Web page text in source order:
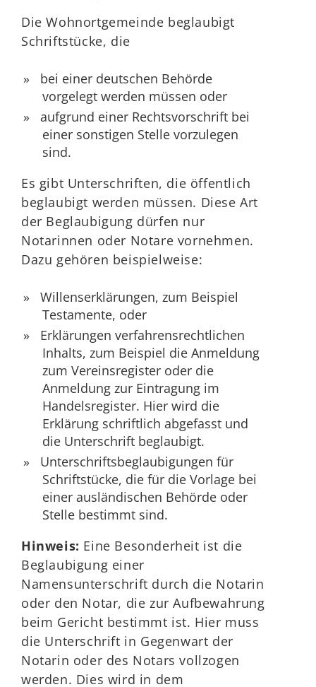
Die Wohnortgemeinde beglaubigt
Schriftstücke, die
bei einer deutschen Behörde
vorgelegt werden müssen oder
aufgrund einer Rechtsvorschrift bei
einer sonstigen Stelle vorzulegen
sind.
Es gibt Unterschriften, die öffentlich
beglaubigt werden müssen. Diese Art
der Beglaubigung dürfen nur
Notarinnen oder Notare vornehmen.
Dazu gehören beispielweise:
Willenserklärungen, zum Beispiel
Testamente, oder
Erklärungen verfahrensrechtlichen
Inhalts, zum Beispiel die Anmeldung
zum Vereinsregister oder die
Anmeldung zur Eintragung im
Handelsregister. Hier wird die
Erklärung schriftlich abgefasst und
die Unterschrift beglaubigt.
Unterschriftsbeglaubigungen für
Schriftstücke, die für die Vorlage bei
einer ausländischen Behörde oder
Stelle bestimmt sind.
Hinweis: Eine Besonderheit ist die
Beglaubigung einer
Namensunterschrift durch die Notarin
oder den Notar, die zur Aufbewahrung
beim Gericht bestimmt ist. Hier muss
die Unterschrift in Gegenwart der
Notarin oder des Notars vollzogen
werden. Dies wird in dem